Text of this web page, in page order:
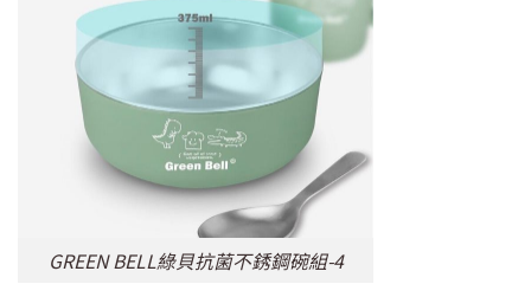
GREEN BELL綠貝抗菌不銹鋼碗組-4